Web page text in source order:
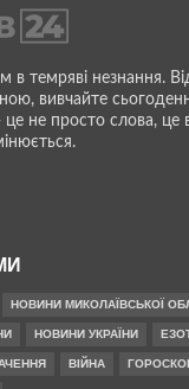
в темряві незнання.
вивчайте
не просто слова, це
НОВИНИ МИКОЛАЇВСЬКОЇ
НОВИНИ УКРАЇНИ
ВІЙНА